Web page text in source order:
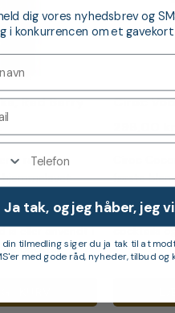
Red Berry
rammer
har den bløde,
af bær. Den
is eller anvendt i
cocktail.
Ciroc
første
Brug den i
cocktails
dig vores nyhedsbrev og
i konkurrencen om et
Ja tak, og jeg håber, jeg
din tilmedling siger du ja tak til at
med gode råd, nyheder, tilbud og